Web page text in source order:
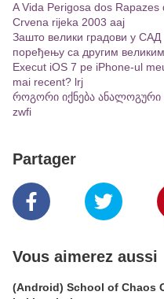
A Vida Perigosa dos Rapazes
Crvena rijeka 2003 aaj
Зашто велики градови у САД
поређењу са другим
Execut iOS 7 pe iPhone-ul
mai recent? lrj
როგორი იქნება ანალოგური
zwfi
Partager
Vous aimerez aussi
(Android) School of Chaos